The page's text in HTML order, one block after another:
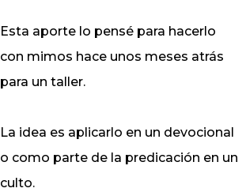
Esta aporte lo pensé para hacerlo
con mimos hace unos meses atrás
para un taller.
La idea es aplicarlo en un devocional
o como parte de la predicación en un
culto.